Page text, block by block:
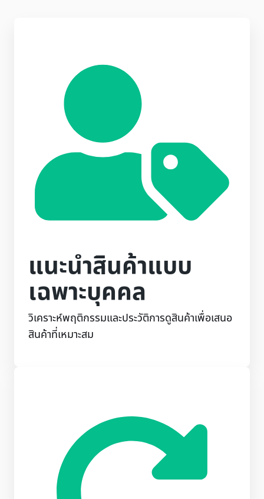
แนะนำสินค้าแบบ
เฉพาะบุคคล
วิเคราะห์พฤติกรรมและประวัติการดูสินค้าเพื่อเสนอ
สินค้าที่เหมาะสม